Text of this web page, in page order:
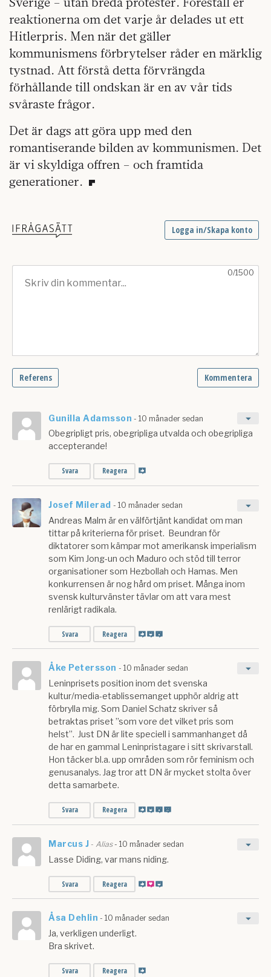
reaktionerna om det varje år delades ut ett
Hitlerpris. Men när det gäller
kommunismens förbrytelser råder en märklig
tystnad. Att förstå detta förvrängda
förhållande till ondskan är en av vår tids
svåraste frågor.
Det är dags att göra upp med den
romantiserande bilden av kommunismen. Det
är vi skyldiga offren – och framtida
generationer.